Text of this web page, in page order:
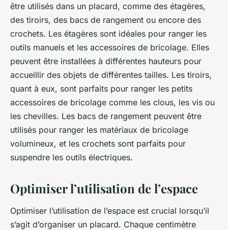
être utilisés dans un placard, comme des étagères,
des tiroirs, des bacs de rangement ou encore des
crochets. Les étagères sont idéales pour ranger les
outils manuels et les accessoires de bricolage. Elles
peuvent être installées à différentes hauteurs pour
accueillir des objets de différentes tailles. Les tiroirs,
quant à eux, sont parfaits pour ranger les petits
accessoires de bricolage comme les clous, les vis ou
les chevilles. Les bacs de rangement peuvent être
utilisés pour ranger les matériaux de bricolage
volumineux, et les crochets sont parfaits pour
suspendre les outils électriques.
Optimiser l’utilisation de l’espace
Optimiser l’utilisation de l’espace est crucial lorsqu’il
s’agit d’organiser un placard. Chaque centimètre